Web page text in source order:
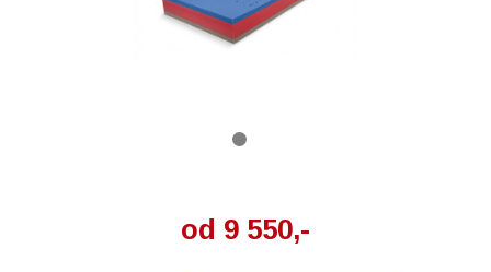
od 9 550,-